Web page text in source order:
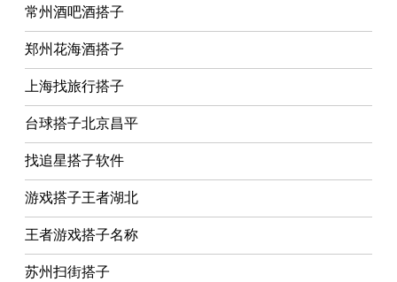
常州酒吧酒搭子
郑州花海酒搭子
上海找旅行搭子
台球搭子北京昌平
找追星搭子软件
游戏搭子王者湖北
王者游戏搭子名称
苏州扫街搭子